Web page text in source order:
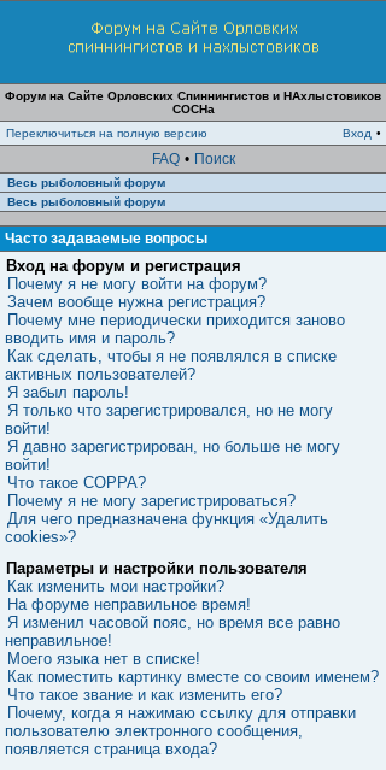
Форум на Сайте Орловских Спиннингистов и НАхлыстовиков
СОСНа
Переключиться на полную версию
Вход •
FAQ • Поиск
Весь рыболовный форум
Весь рыболовный форум
Часто задаваемые вопросы
Вход на форум и регистрация
Почему я не могу войти на форум?
Зачем вообще нужна регистрация?
Почему мне периодически приходится заново
вводить имя и пароль?
Как сделать, чтобы я не появлялся в списке
активных пользователей?
Я забыл пароль!
Я только что зарегистрировался, но не могу
войти!
Я давно зарегистрирован, но больше не могу
войти!
Что такое COPPA?
Почему я не могу зарегистрироваться?
Для чего предназначена функция «Удалить
cookies»?
Параметры и настройки пользователя
Как изменить мои настройки?
На форуме неправильное время!
Я изменил часовой пояс, но время все равно
неправильное!
Моего языка нет в списке!
Как поместить картинку вместе со своим именем?
Что такое звание и как изменить его?
Почему, когда я нажимаю ссылку для отправки
пользователю электронного сообщения,
появляется страница входа?